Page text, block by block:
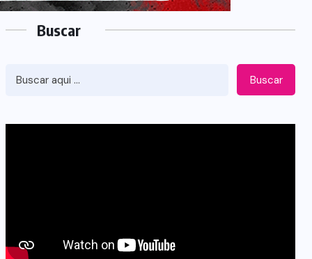
Buscar
Buscar